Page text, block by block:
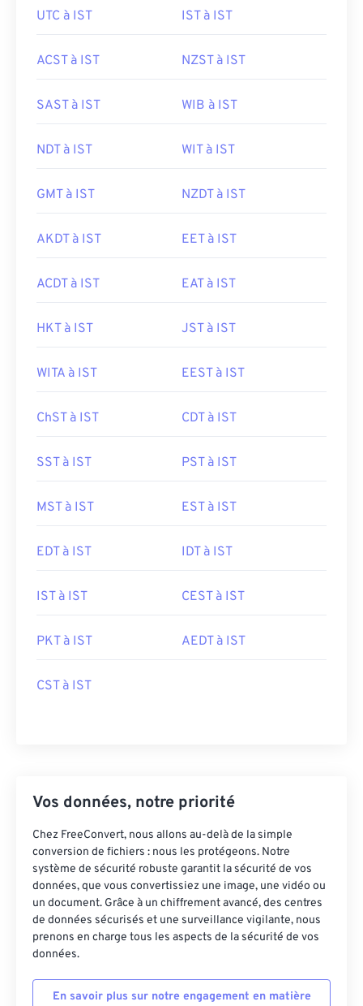
UTC à IST IST à IST
ACST à IST NZST à IST
SAST à IST WIB à IST
NDT à IST WIT à IST
GMT à IST NZDT à IST
AKDT à IST EET à IST
ACDT à IST EAT à IST
HKT à IST JST à IST
WITA à IST EEST à IST
ChST à IST CDT à IST
SST à IST PST à IST
MST à IST EST à IST
EDT à IST IDT à IST
IST à IST CEST à IST
PKT à IST AEDT à IST
CST à IST
Vos données, notre priorité
Chez FreeConvert, nous allons au-delà de la simple
conversion de fichiers : nous les protégeons. Notre
système de sécurité robuste garantit la sécurité de vos
données, que vous convertissiez une image, une vidéo ou
un document. Grâce à un chiffrement avancé, des centres
de données sécurisés et une surveillance vigilante, nous
prenons en charge tous les aspects de la sécurité de vos
données.
En savoir plus sur notre engagement en matière